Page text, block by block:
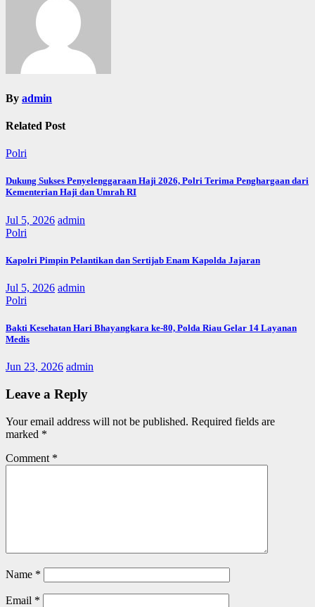
By admin
Related Post
Polri
Dukung Sukses Penyelenggaraan Haji 2026, Polri Terima Penghargaan dari
Kementerian Haji dan Umrah RI
Jul 5, 2026 admin
Polri
Kapolri Pimpin Pelantikan dan Sertijab Enam Kapolda Jajaran
Jul 5, 2026 admin
Polri
Bakti Kesehatan Hari Bhayangkara ke-80, Polda Riau Gelar 14 Layanan
Medis
Jun 23, 2026 admin
Leave a Reply
Your email address will not be published. Required fields are
marked *
Comment *
Name *
Email *